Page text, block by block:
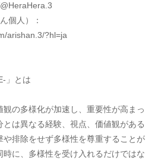
個人）：
arishan.3/?hl=ja
」とは
の多様化が加速し、重要性が高まっ
は異なる経験、視点、価値観がある
や排除をせず多様性を尊重することが
に、多様性を受け入れるだけではな